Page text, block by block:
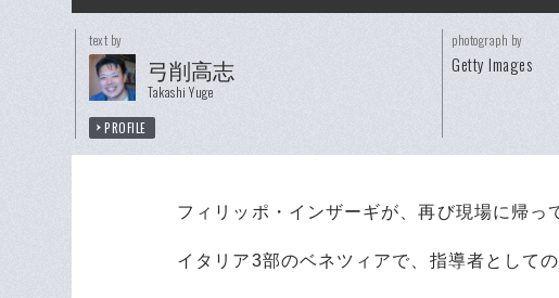
text by
弓削高志
Takashi Yuge
PROFILE
photograph by
Getty Images
フィリッポ・インザーギが、再び現場に帰っ
イタリア3部のベネツィアで、指導者としての